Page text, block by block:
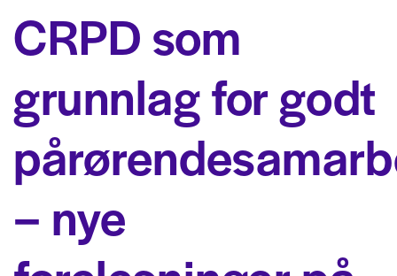
CRPD som
grunnlag for godt
– nye